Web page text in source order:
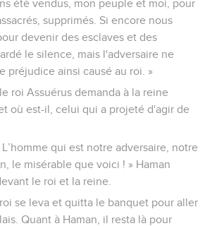
été vendus, mon peuple et moi, pour
supprimés. Si encore nous
devenir des esclaves et des
le silence, mais l'adversaire ne
préjudice ainsi causé au roi. »
roi Assuérus demanda à la reine
où est-il, celui qui a projeté d'agir de
qui est notre adversaire, notre
le misérable que voici ! » Haman
le roi et la reine.
se leva et quitta le banquet pour aller
Quant à Haman, il resta là pour